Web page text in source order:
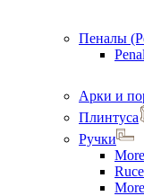
Пеналы
Арки и
Плинтуса
Ручки